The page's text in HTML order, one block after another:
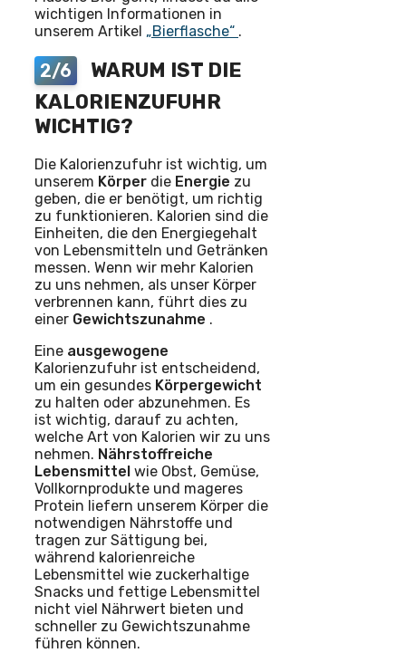
wichtigen Informationen in
unserem Artikel „Bierflasche“ .
2/6
WARUM IST DIE
KALORIENZUFUHR
WICHTIG?
Die Kalorienzufuhr ist wichtig, um
unserem Körper die Energie zu
geben, die er benötigt, um richtig
zu funktionieren. Kalorien sind die
Einheiten, die den Energiegehalt
von Lebensmitteln und Getränken
messen. Wenn wir mehr Kalorien
zu uns nehmen, als unser Körper
verbrennen kann, führt dies zu
einer Gewichtszunahme .
Eine ausgewogene
Kalorienzufuhr ist entscheidend,
um ein gesundes Körpergewicht
zu halten oder abzunehmen. Es
ist wichtig, darauf zu achten,
welche Art von Kalorien wir zu uns
nehmen. Nährstoffreiche
Lebensmittel wie Obst, Gemüse,
Vollkornprodukte und mageres
Protein liefern unserem Körper die
notwendigen Nährstoffe und
tragen zur Sättigung bei,
während kalorienreiche
Lebensmittel wie zuckerhaltige
Snacks und fettige Lebensmittel
nicht viel Nährwert bieten und
schneller zu Gewichtszunahme
führen können.